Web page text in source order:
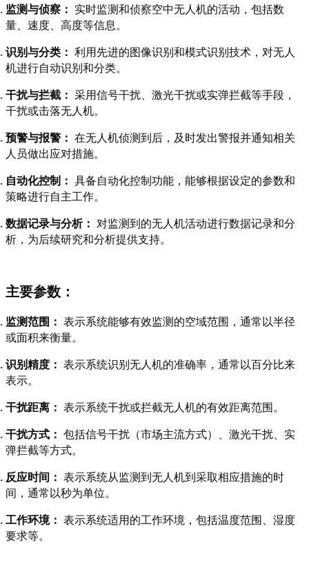
监测与侦察： 实时监测和侦察空中无人机的活动，包括数
量、速度、高度等信息。
识别与分类： 利用先进的图像识别和模式识别技术，对无人
机进行自动识别和分类。
干扰与拦截： 采用信号干扰、激光干扰或实弹拦截等手段，
干扰或击落无人机。
预警与报警： 在无人机侦测到后，及时发出警报并通知相关
人员做出应对措施。
自动化控制： 具备自动化控制功能，能够根据设定的参数和
策略进行自主工作。
数据记录与分析： 对监测到的无人机活动进行数据记录和分
析，为后续研究和分析提供支持。
主要参数：
监测范围： 表示系统能够有效监测的空域范围，通常以半径
或面积来衡量。
识别精度： 表示系统识别无人机的准确率，通常以百分比来
表示。
干扰距离： 表示系统干扰或拦截无人机的有效距离范围。
干扰方式： 包括信号干扰（市场主流方式）、激光干扰、实
弹拦截等方式。
反应时间： 表示系统从监测到无人机到采取相应措施的时
间，通常以秒为单位。
工作环境： 表示系统适用的工作环境，包括温度范围、湿度
要求等。